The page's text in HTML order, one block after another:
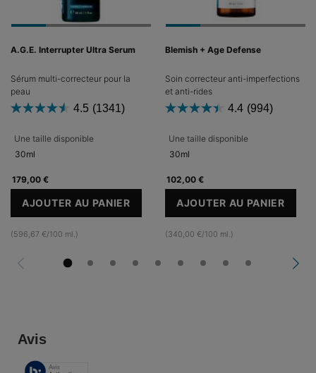
A.G.E. Interrupter Ultra Serum
Sérum multi-correcteur pour la
peau
4.5 (1341)
Une taille disponible
30ml
179,00 €
AJOUTER AU PANIER
A.G.E. INTERRUPTER ULTRA SERUM
(596,67 €/100 ml.)
Blemish + Age Defense
Soin correcteur anti-imperfections
et anti-rides
4.4 (994)
Une taille disponible
30ml
102,00 €
AJOUTER AU PANIER
BLEMISH +
(340,00 €/100 ml.)